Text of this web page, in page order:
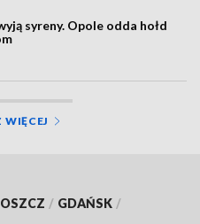
syreny. Opole odda hołd
/ GDAŃSK /